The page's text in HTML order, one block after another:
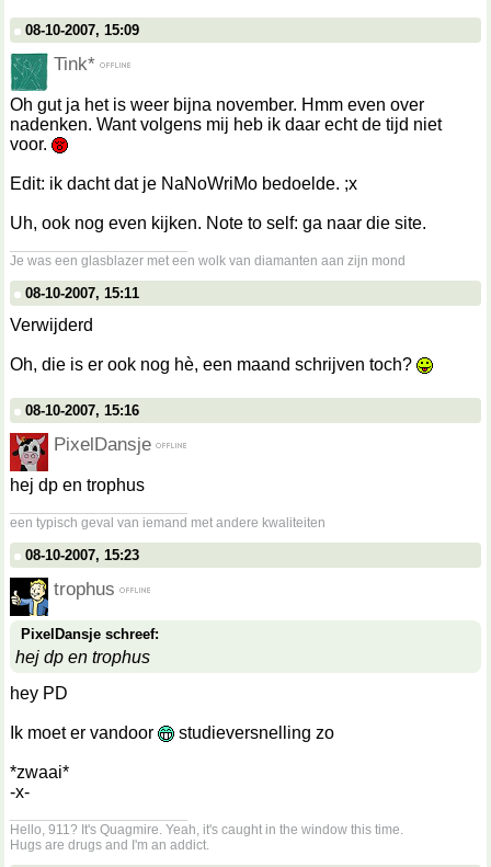
08-10-2007, 15:09
Tink*
Oh gut ja het is weer bijna november. Hmm even over
nadenken. Want volgens mij heb ik daar echt de tijd niet
voor.
Edit: ik dacht dat je NaNoWriMo bedoelde. ;x
Uh, ook nog even kijken. Note to self: ga naar die site.
Je was een glasblazer met een wolk van diamanten aan zijn mond
08-10-2007, 15:11
Verwijderd
Oh, die is er ook nog hè, een maand schrijven toch?
08-10-2007, 15:16
PixelDansje
hej dp en trophus
een typisch geval van iemand met andere kwaliteiten
08-10-2007, 15:23
trophus
PixelDansje schreef:
hej dp en trophus
hey PD
Ik moet er vandoor studieversnelling zo
*zwaai*
-x-
Hello, 911? It's Quagmire. Yeah, it's caught in the window this time.
Hugs are drugs and I'm an addict.